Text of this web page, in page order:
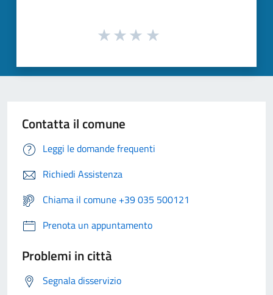
Contatta il comune
Leggi le domande frequenti
Richiedi Assistenza
Chiama il comune +39 035 500121
Prenota un appuntamento
Problemi in città
Segnala disservizio